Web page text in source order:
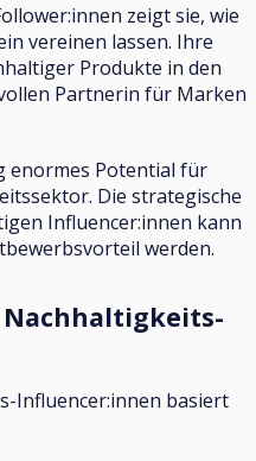
zeigt sie, wie
vereinen lassen. Ihre
Produkte in den
Partnerin für Marken
enormes Potential für
Die strategische
Influencer:innen kann
werden.
Influencer:innen basiert